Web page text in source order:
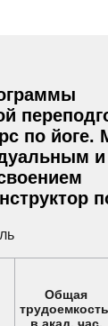
по йоге.
Общая